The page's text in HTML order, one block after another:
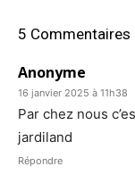
5 Commentaires
Anonyme
16 janvier 2025 à 11h38
Par chez nous
jardiland
Répondre